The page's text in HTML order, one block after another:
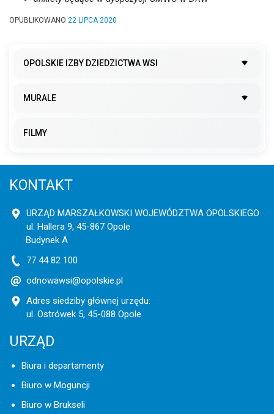
OPUBLIKOWANO 22 LIPCA 2020
OPOLSKIE IZBY DZIEDZICTWA WSI
MURALE
FILMY
KONTAKT
URZĄD MARSZAŁKOWSKI WOJEWÓDZTWA OPOLSKIEGO
ul. Hallera 9, 45-867 Opole
Budynek A
77 44 82 100
odnowawsi@opolskie.pl
Adres siedziby głównej urzędu:
ul. Ostrówek 5, 45-088 Opole
URZĄD
Biura i departamenty
Biuro w Moguncji
Biuro w Brukseli